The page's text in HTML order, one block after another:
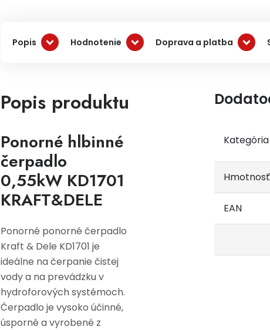
Popis Hodnotenie Doprava a platba
Popis produktu
Ponorné hlbinné
čerpadlo
0,55kW KD1701
KRAFT&DELE
Ponorné ponorné čerpadlo
Kraft & Dele KD1701 je
ideálne na čerpanie čistej
vody a na prevádzku v
hydroforových systémoch.
Čerpadlo je vysoko účinné,
úsporné a vyrobené z
Kategória
Hmotnosť
EAN